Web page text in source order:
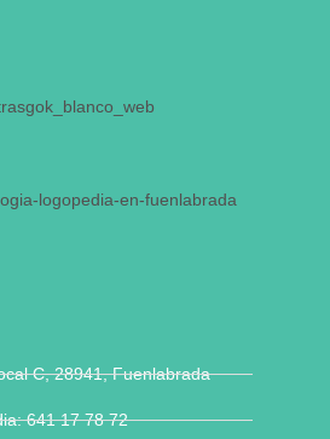
C, 28941, Fuenlabrada
641 17 78 72